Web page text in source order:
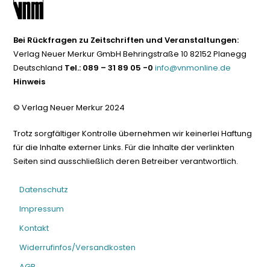
Bei Rückfragen zu Zeitschriften und Veranstaltungen:
Verlag Neuer Merkur GmbH Behringstraße 10 82152 Planegg
Deutschland Tel.: 089 – 31 89 05 -0 info@vnmonline.de
Hinweis
© Verlag Neuer Merkur 2024
Trotz sorgfältiger Kontrolle übernehmen wir keinerlei Haftung
für die Inhalte externer Links. Für die Inhalte der verlinkten
Seiten sind ausschließlich deren Betreiber verantwortlich.
Datenschutz
Impressum
Kontakt
Widerrufinfos/Versandkosten